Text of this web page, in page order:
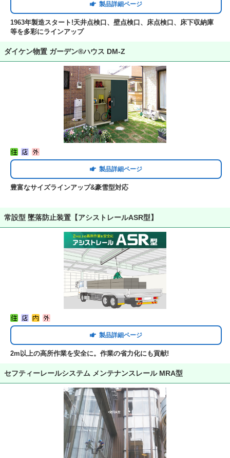
製品詳細ページ
1963年製造スタート!天井点検口、壁点検口、床点検口、床下収納庫
等を多彩にラインアップ
ダイケン物置 ガーデン®ハウス DM-Z
製品詳細ページ
豊富なサイズラインアップ&豪雪型対応
常設型 墜落防止装置【アシストレールASR型】
製品詳細ページ
2m以上の高所作業を安全に。作業の省力化にも貢献!
セフティーレールシステム メンテナンスレール MRA型